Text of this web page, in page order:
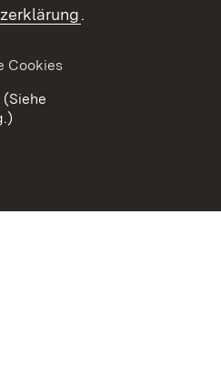
Erklärung zur
.
Cookies